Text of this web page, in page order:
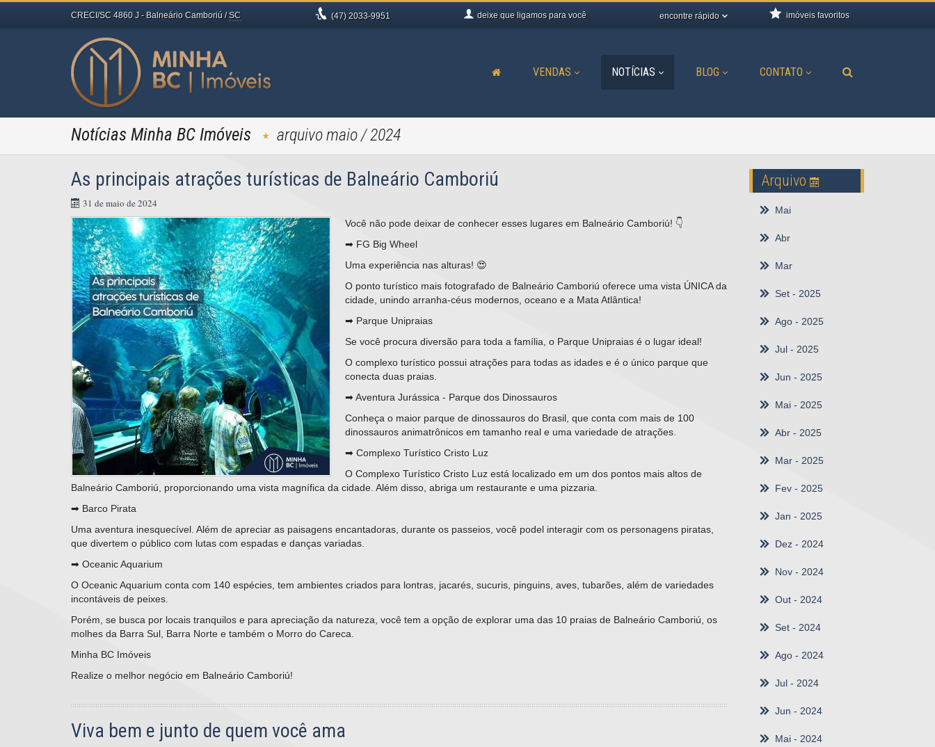
CRECI/SC 4860 J - Balneário Camboriú /SC (47) 2033-9951 deixe que ligamos para você encontre rápido imóveis favoritos
VENDAS NOTÍCIAS BLOG CONTATO
Notícias Minha BC Imóveis arquivo maio / 2024
As principais atrações turísticas de Balneário Camboriú
31 de maio de 2024
Você não pode deixar de conhecer esses lugares em Balneário Camboriú! 👇
➡ FG Big Wheel
Uma experiência nas alturas! 😍
O ponto turístico mais fotografado de Balneário Camboriú oferece uma vista ÚNICA da
cidade, unindo arranha-céus modernos, oceano e a Mata Atlântica!
➡ Parque Unipraias
Se você procura diversão para toda a família, o Parque Unipraias é o lugar ideal!
O complexo turístico possui atrações para todas as idades e é o único parque que
conecta duas praias.
➡ Aventura Jurássica - Parque dos Dinossauros
Conheça o maior parque de dinossauros do Brasil, que conta com mais de 100
dinossauros animatrônicos em tamanho real e uma variedade de atrações.
➡ Complexo Turístico Cristo Luz
O Complexo Turístico Cristo Luz está localizado em um dos pontos mais altos de
Balneário Camboriú, proporcionando uma vista magnífica da cidade. Além disso, abriga um restaurante e uma pizzaria.
➡ Barco Pirata
Uma aventura inesquecível. Além de apreciar as paisagens encantadoras, durante os passeios, você podel interagir com os personagens piratas,
que divertem o público com lutas com espadas e danças variadas.
➡ Oceanic Aquarium
O Oceanic Aquarium conta com 140 espécies, tem ambientes criados para lontras, jacarés, sucuris, pinguins, aves, tubarões, além de variedades
incontáveis de peixes.
Porém, se busca por locais tranquilos e para apreciação da natureza, você tem a opção de explorar uma das 10 praias de Balneário Camboriú, os
molhes da Barra Sul, Barra Norte e também o Morro do Careca.
Minha BC Imóveis
Realize o melhor negócio em Balneário Camboriú!
Viva bem e junto de quem você ama
Arquivo
Mai
Abr
Mar
Set - 2025
Ago - 2025
Jul - 2025
Jun - 2025
Mai - 2025
Abr - 2025
Mar - 2025
Fev - 2025
Jan - 2025
Dez - 2024
Nov - 2024
Out - 2024
Set - 2024
Ago - 2024
Jul - 2024
Jun - 2024
Mai - 2024